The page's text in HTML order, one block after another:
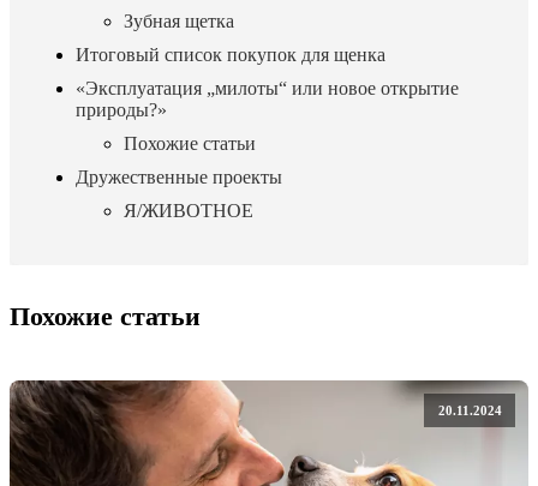
Зубная щетка
Итоговый список покупок для щенка
«Эксплуатация „милоты“ или новое открытие
природы?»
Похожие статьи
Дружественные проекты
Я/ЖИВОТНОЕ
Похожие статьи
20.11.2024